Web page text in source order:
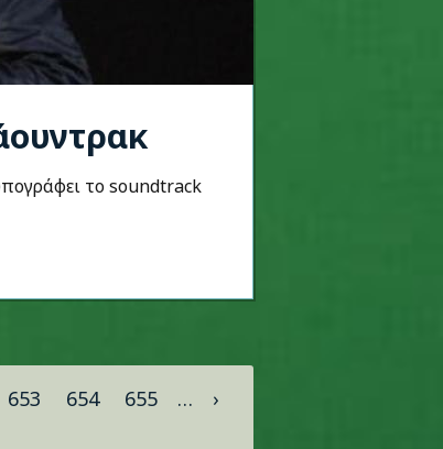
το soundtrack
653 654 655 …
›